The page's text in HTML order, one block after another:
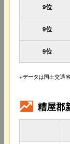
9位
9位
9位
※データは国土交通
糟屋郡